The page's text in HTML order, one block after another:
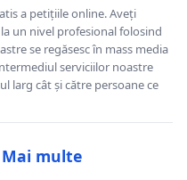
a petițiile online. Aveți
un nivel profesional folosind
se regăsesc în mass media
serviciilor noastre
larg cât și către persoane ce
Mai multe